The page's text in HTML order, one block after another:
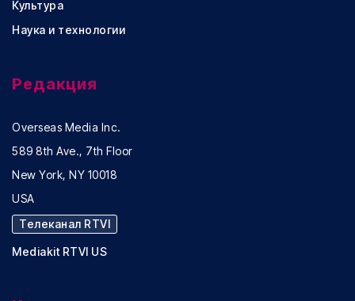
Культура
Наука и технологии
Редакция
Overseas Media Inc.
589 8th Ave., 7th Floor
New York, NY 10018
USA
Телеканал RTVI
Mediakit RTVI US